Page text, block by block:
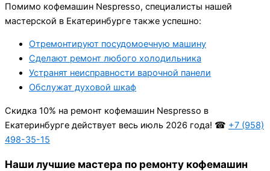
Помимо кофемашин Nespresso, специалисты нашей
мастерской в Екатеринбурге также успешно:
Отремонтируют посудомоечную машину
Сделают ремонт любого холодильника
Устранят неисправности варочной панели
Обслужат духовой шкаф
Cкидка 10% на ремонт кофемашин Nespresso в
Екатеринбурге действует весь июль 2026 года! ☎ +7 (958)
498-35-15
Наши лучшие мастера по ремонту кофемашин